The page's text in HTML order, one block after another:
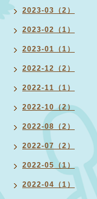
2023-03（2）
2023-02（1）
2023-01（1）
2022-12（2）
2022-11（1）
2022-10（2）
2022-08（2）
2022-07（2）
2022-05（1）
2022-04（1）